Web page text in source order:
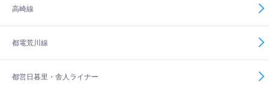
高崎線
都電荒川線
都営日暮里・舎人ライナー